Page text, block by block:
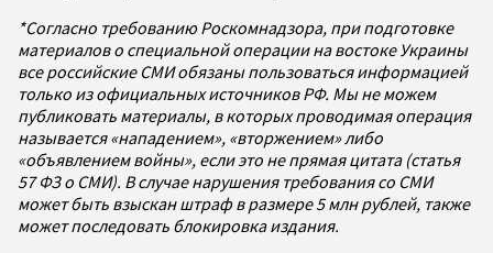
*Согласно требованию Роскомнадзора, при подготовке
материалов о специальной операции на востоке Украины
все российские СМИ обязаны пользоваться информацией
только из официальных источников РФ. Мы не можем
публиковать материалы, в которых проводимая операция
называется «нападением», «вторжением» либо
«объявлением войны», если это не прямая цитата (статья
57 ФЗ о СМИ). В случае нарушения требования со СМИ
может быть взыскан штраф в размере 5 млн рублей, также
может последовать блокировка издания.